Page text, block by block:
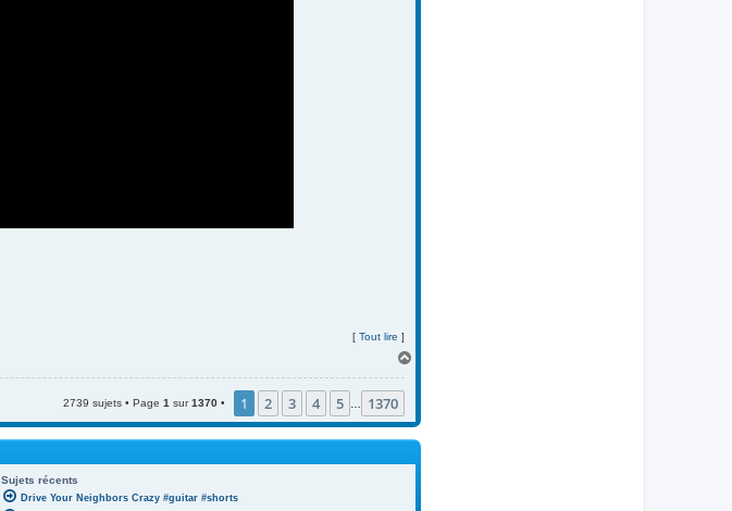
[ Tout lire ]
2739 sujets • Page 1 sur1370 • 1 2 3 4 5 1370
Sujets récents
Drive Your Neighbors Crazy #guitar #shorts